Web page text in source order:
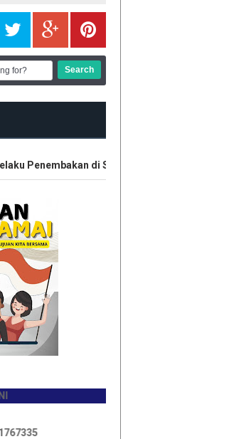
Penembakan di Sekolah Thailand Diduga